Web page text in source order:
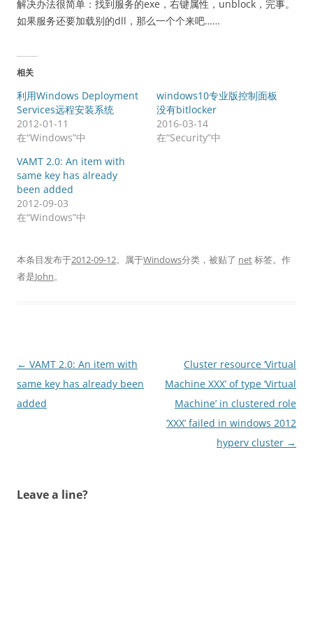
解决办法很简单：找到服务的exe，右键属性，unblock，完事。
如果服务还要加载别的dll，那么一个个来吧……
相关
利用Windows Deployment
Services远程安装系统
2012-01-11
在“Windows”中
windows10专业版控制面板
没有bitlocker
2016-03-14
在“Security”中
VAMT 2.0: An item with
same key has already
been added
2012-09-03
在“Windows”中
本条目发布于2012-09-12。属于Windows分类，被贴了 net标签。 作
者是John。
文
章
导
← VAMT 2.0: An item with
same key has already been
added
Cluster resource ‘Virtual
Machine XXX’ of type ‘Virtual
Machine’ in clustered role
‘XXX’ failed in windows 2012
hyperv cluster →
Leave a line?